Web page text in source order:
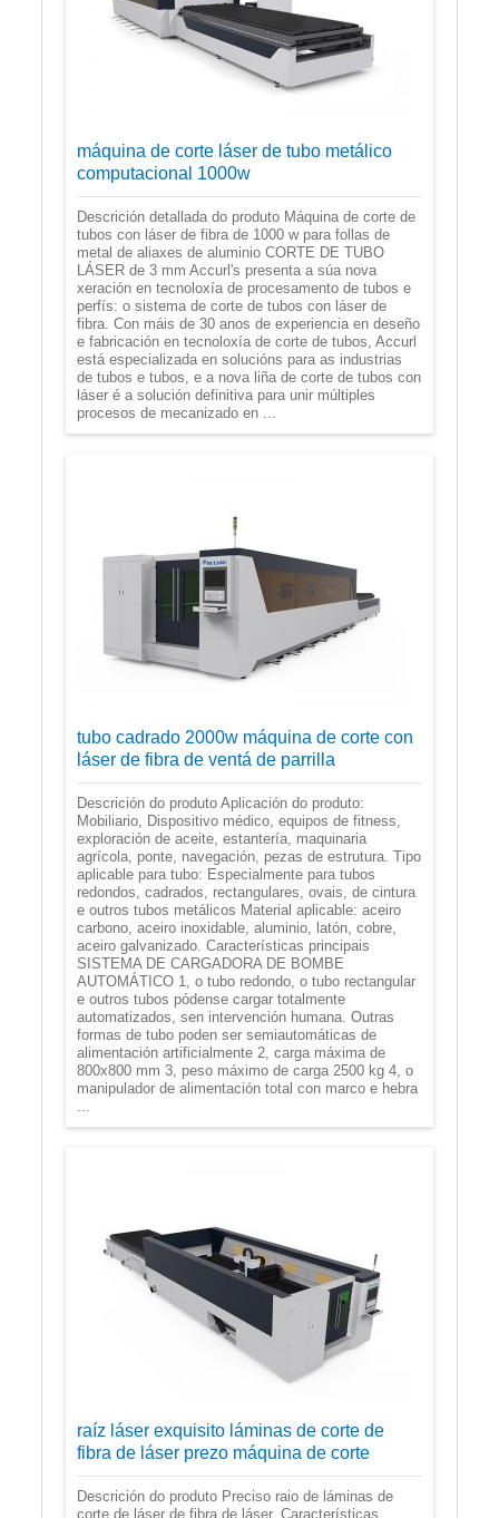
máquina de corte láser de tubo metálico
computacional 1000w
Descrición detallada do produto Máquina de corte de
tubos con láser de fibra de 1000 w para follas de
metal de aliaxes de aluminio CORTE DE TUBO
LÁSER de 3 mm Accurl's presenta a súa nova
xeración en tecnoloxía de procesamento de tubos e
perfís: o sistema de corte de tubos con láser de
fibra. Con máis de 30 anos de experiencia en deseño
e fabricación en tecnoloxía de corte de tubos, Accurl
está especializada en solucións para as industrias
de tubos e tubos, e a nova liña de corte de tubos con
láser é a solución definitiva para unir múltiples
procesos de mecanizado en ...
tubo cadrado 2000w máquina de corte con
láser de fibra de ventá de parrilla
Descrición do produto Aplicación do produto:
Mobiliario, Dispositivo médico, equipos de fitness,
exploración de aceite, estantería, maquinaria
agrícola, ponte, navegación, pezas de estrutura. Tipo
aplicable para tubo: Especialmente para tubos
redondos, cadrados, rectangulares, ovais, de cintura
e outros tubos metálicos Material aplicable: aceiro
carbono, aceiro inoxidable, aluminio, latón, cobre,
aceiro galvanizado. Características principais
SISTEMA DE CARGADORA DE BOMBE
AUTOMÁTICO 1, o tubo redondo, o tubo rectangular
e outros tubos pódense cargar totalmente
automatizados, sen intervención humana. Outras
formas de tubo poden ser semiautomáticas de
alimentación artificialmente 2, carga máxima de
800x800 mm 3, peso máximo de carga 2500 kg 4, o
manipulador de alimentación total con marco e hebra
...
raíz láser exquisito láminas de corte de
fibra de láser prezo máquina de corte
Descrición do produto Preciso raio de láminas de
corte de láser de fibra de láser. Características